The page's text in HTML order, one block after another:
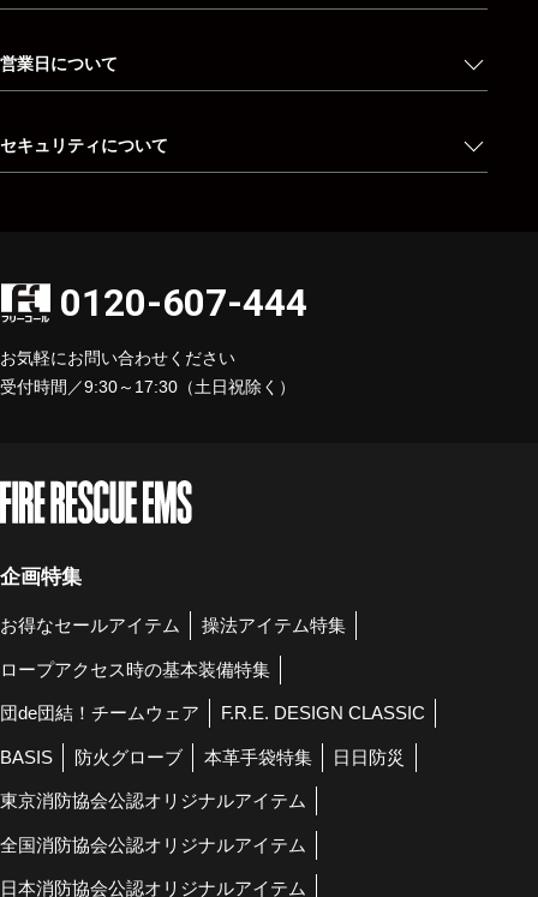
営業日について
セキュリティについて
0120-607-444
お気軽にお問い合わせください
受付時間／9:30～17:30（土日祝除く）
企画特集
お得なセールアイテム 操法アイテム特集
ロープアクセス時の基本装備特集
団de団結！チームウェア F.R.E. DESIGN CLASSIC
BASIS 防火グローブ 本革手袋特集 日日防災
東京消防協会公認オリジナルアイテム
全国消防協会公認オリジナルアイテム
日本消防協会公認オリジナルアイテム